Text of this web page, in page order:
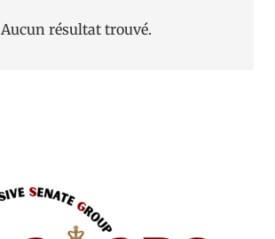
Aucun résultat trouvé.